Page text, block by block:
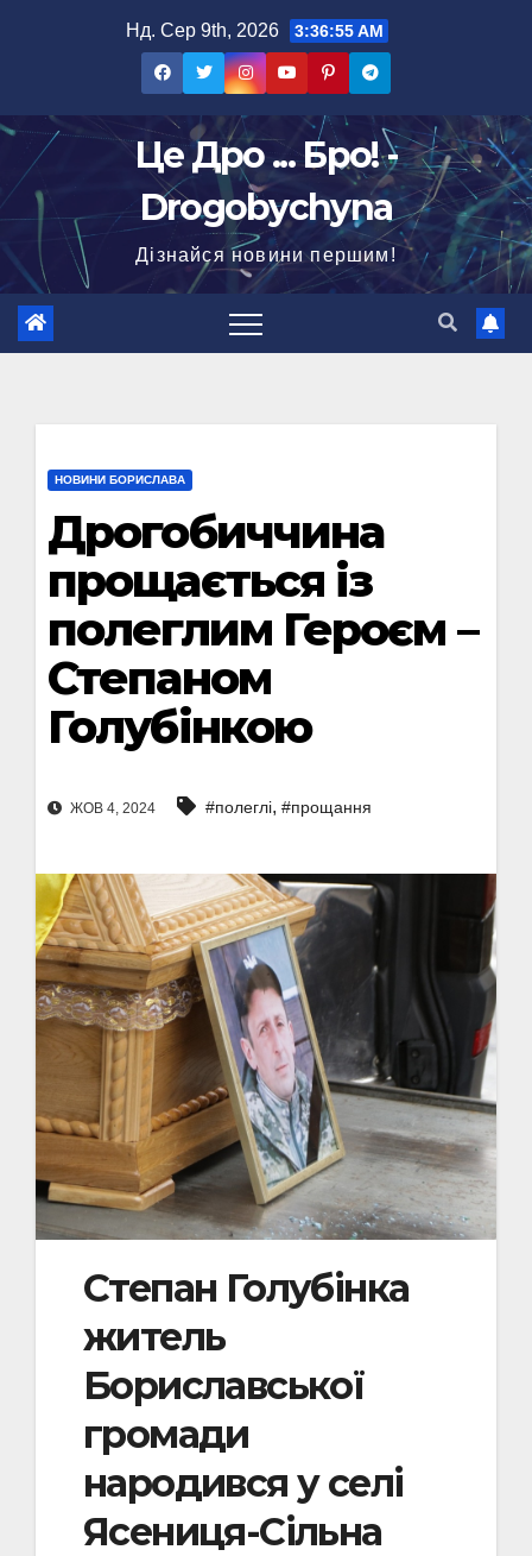
Нд. Сер 9th, 2026 3:36:56 AM
Це Дро ... Бро! -
Drogobychyna
Дізнайся новини першим!
НОВИНИ БОРИСЛАВА
Дрогобиччина
прощається із
полеглим Героєм –
Степаном
Голубінкою
ЖОВ 4, 2024 #полеглі, #прощання
Степан Голубінка
житель
Бориславської
громади
народився у селі
Ясениця-Сільна